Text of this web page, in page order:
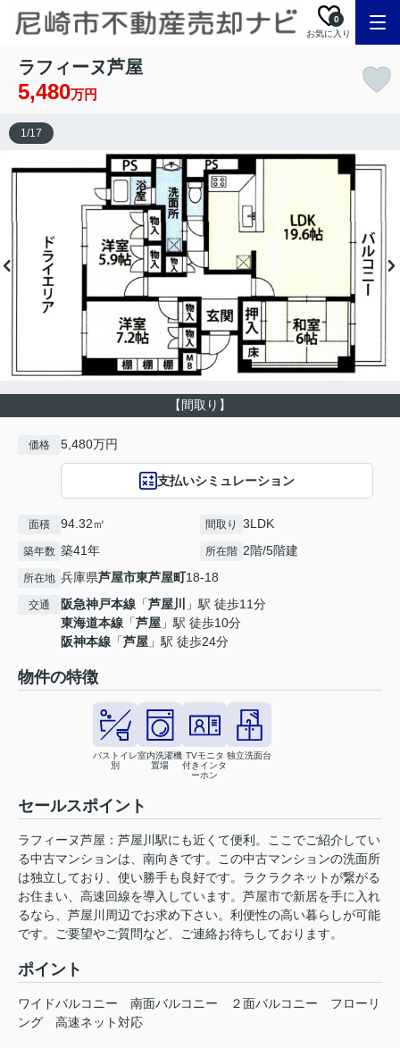
お気に入り
0
ラフィーヌ芦屋
5,480万円
【間取り】
1/17
価格 5,480万円
支払いシミュレーション
面積 94.32㎡ 間取り 3LDK
築年数 築41年 所在階 2階/5階建
所在地 兵庫県芦屋市東芦屋町18-18
交通 阪急神戸本線 「芦屋川
」駅 徒歩11分
東海道本線 「芦屋 」駅 徒歩10分
阪神本線 「芦屋 」駅 徒歩24分
物件の特徴
バストイレ
別
室内洗濯機
置場
TVモニタ
付きインタ
ーホン
独立洗面台
セールスポイント
ラフィーヌ芦屋：芦屋川駅にも近くて便利。ここでご紹介してい
る中古マンションは、南向きです。この中古マンションの洗面所
は独立しており、使い勝手も良好です。ラクラクネットが繋がる
お住まい、高速回線を導入しています。芦屋市で新居を手に入れ
るなら、芦屋川周辺でお求め下さい。利便性の高い暮らしが可能
です。ご要望やご質問など、ご連絡お待ちしております。
ポイント
ワイドバルコニー 南面バルコニー ２面バルコニー
フローリ
ング
高速ネット対応